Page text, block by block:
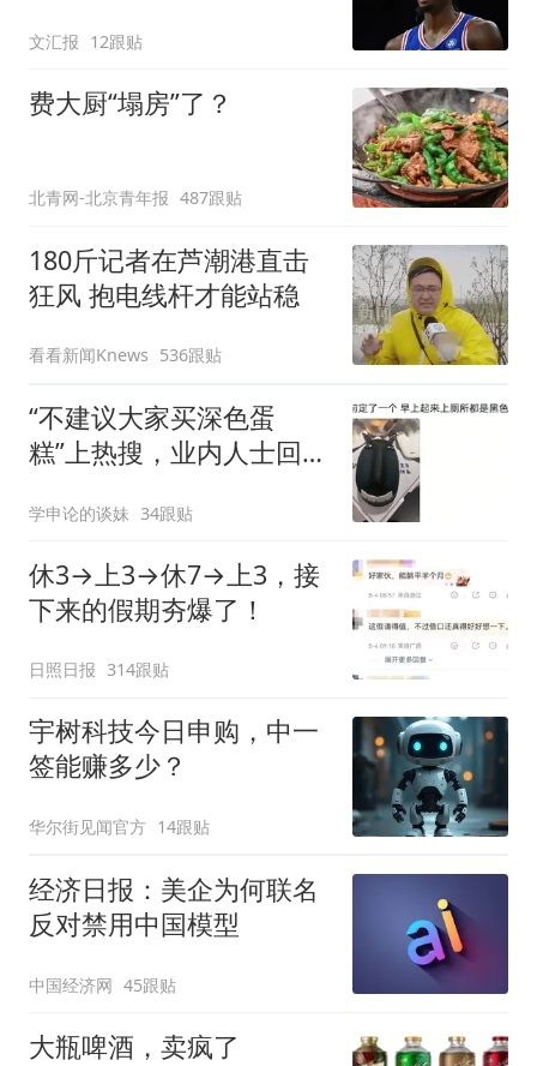
文汇报 12跟贴
费大厨“塌房”了？
北青网-北京青年报 487跟贴
180斤记者在芦潮港直击
狂风 抱电线杆才能站稳
看看新闻Knews 536跟贴
“不建议大家买深色蛋
糕”上热搜，业内人士回应
学申论的谈妹 34跟贴
休3→上3→休7→上3，接
下来的假期夯爆了！
日照日报 314跟贴
宇树科技今日申购，中一
签能赚多少？
华尔街见闻官方 14跟贴
经济日报：美企为何联名
反对禁用中国模型
中国经济网 45跟贴
大瓶啤酒，卖疯了